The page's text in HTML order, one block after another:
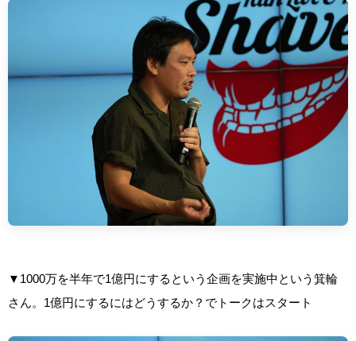
▼1000万を半年で1億円にするという企画を実施中という箕輪
さん。1億円にするにはどうするか？でトークはスタート